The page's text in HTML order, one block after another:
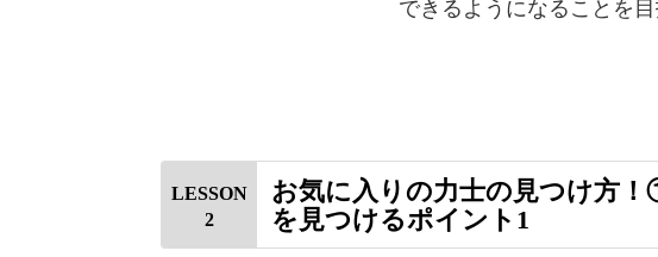
初心者でも安心して楽しめる番付表の見方がわか
できるようになることを目
LESSON
2
お気に入りの力士の見つけ方
を見つけるポイント1